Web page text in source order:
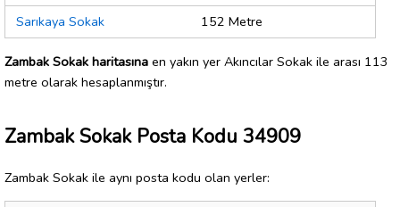
Sarıkaya Sokak
152 Metre
Zambak Sokak haritasına en yakın yer Akıncılar Sokak ile arası 113
metre olarak hesaplanmıştır.
Zambak Sokak Posta Kodu 34909
Zambak Sokak ile aynı posta kodu olan yerler: